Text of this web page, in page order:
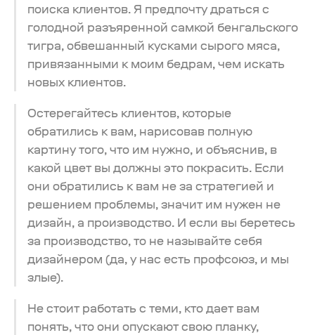
поиска клиентов. Я предпочту драться с
голодной разъяренной самкой бенгальского
тигра, обвешанный кусками сырого мяса,
привязанными к моим бедрам, чем искать
новых клиентов.
Остерегайтесь клиентов, которые
обратились к вам, нарисовав полную
картину того, что им нужно, и объяснив, в
какой цвет вы должны это покрасить. Если
они обратились к вам не за стратегией и
решением проблемы, значит им нужен не
дизайн, а производство. И если вы беретесь
за производство, то не называйте себя
дизайнером (да, у нас есть профсоюз, и мы
злые).
Не стоит работать с теми, кто дает вам
понять, что они опускают свою планку,